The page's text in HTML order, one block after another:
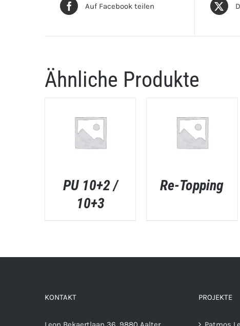
Auf Facebook teilen
Ähnliche Produkte
SCHNELLANSICHT
PU 10+2 /
10+3
Re-Topping
KONTAKT PROJEKTE